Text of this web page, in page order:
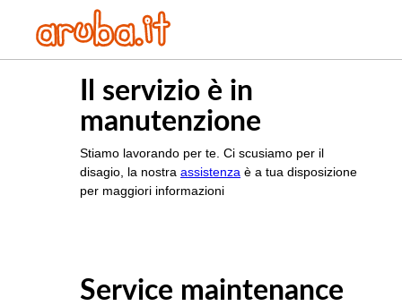
Il servizio è in
manutenzione
Stiamo lavorando per te. Ci scusiamo per il
disagio, la nostra assistenza è a tua disposizione
per maggiori informazioni
Service maintenance